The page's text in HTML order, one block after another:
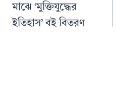
মাঝে ‘মুক্তিযুদ্ধের
ইতিহাস’ বই বিতরণ